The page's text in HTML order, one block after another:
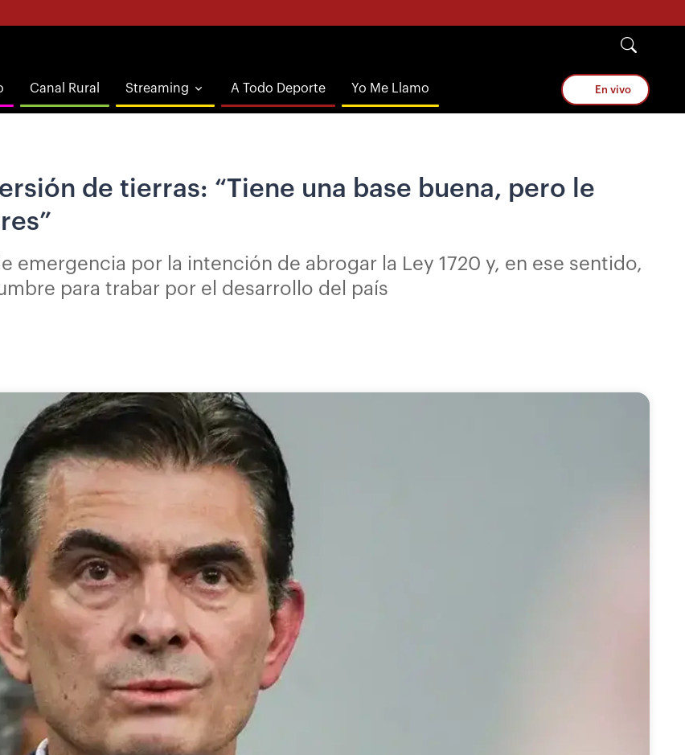
Canal Rural Streaming A Todo Deporte Yo Me Llamo En vivo
de tierras: “Tiene una base buena, pero le
emergencia por la intención de abrogar la Ley 1720 y, en ese sentido,
para trabar por el desarrollo del país